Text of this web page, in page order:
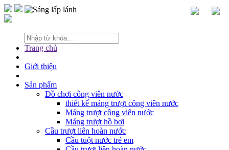
Trang chủ
Giới thiệu
Sản phẩm
Đồ chơi công viên nước
thiết kế máng trượt công viên nước
Máng trượt công viên nước
Máng trượt hồ bơi
Cầu trượt liên hoàn nước
Cầu tuột nước trẻ em